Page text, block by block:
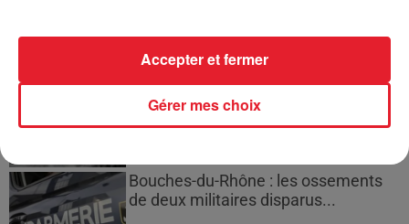
Incendies en Gironde : encore
l'extinction...
Bouches-du-Rhône : les ossements
de deux militaires disparus...
Gérer mes choix
Accepter et fermer